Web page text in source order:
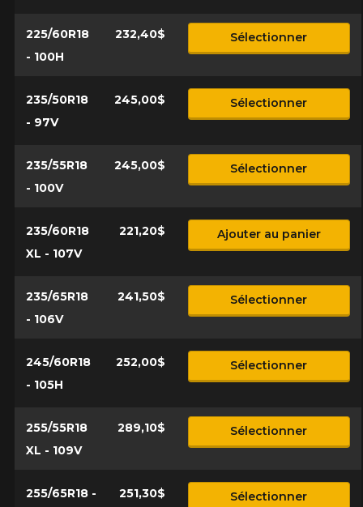
225/60R18
- 100H
232,40$ Sélectionner
235/50R18
- 97V
245,00$ Sélectionner
235/55R18
- 100V
245,00$ Sélectionner
235/60R18
XL - 107V
221,20$ Ajouter au panier
235/65R18
- 106V
241,50$ Sélectionner
245/60R18
- 105H
252,00$ Sélectionner
255/55R18
XL - 109V
289,10$ Sélectionner
255/65R18 -
251,30$ Sélectionner